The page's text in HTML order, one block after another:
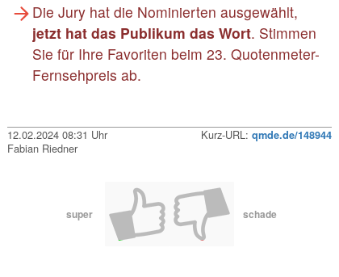
Die Jury hat die Nominierten ausgewählt,
jetzt hat das Publikum das Wort. Stimmen
Sie für Ihre Favoriten beim 23. Quotenmeter-
Fernsehpreis ab.
12.02.2024 08:31 Uhr Kurz-URL: qmde.de/148944
Fabian Riedner
super schade